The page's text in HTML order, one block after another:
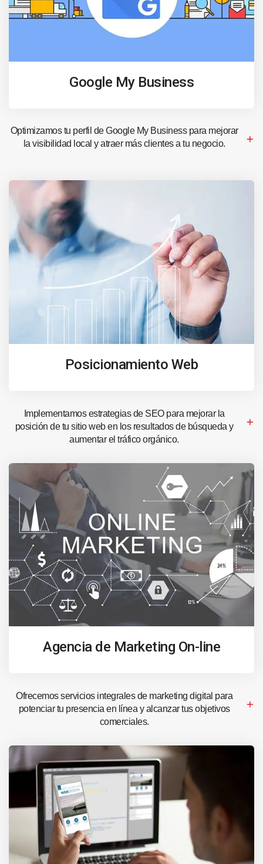
Google My Business
Optimizamos tu perfil de Google My Business para mejorar
la visibilidad local y atraer más clientes a tu negocio.
Posicionamiento Web
Implementamos estrategias de SEO para mejorar la
posición de tu sitio web en los resultados de búsqueda y
aumentar el tráfico orgánico.
Agencia de Marketing On-line
Ofrecemos servicios integrales de marketing digital para
potenciar tu presencia en línea y alcanzar tus objetivos
comerciales.